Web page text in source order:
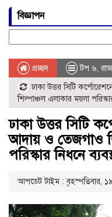
বিজ্ঞাপন
for:
প্রচ্ছদ টপ ৬,
ঢাকা উত্তর সিটি
শিল্পাঞ্চল এলাকার ময়লা
ঢাকা উত্তর সিটি
আদায় ও তেজগাও
পরিস্কার নিধনে
আপডেট টাইম : বৃহস্পতিবার,